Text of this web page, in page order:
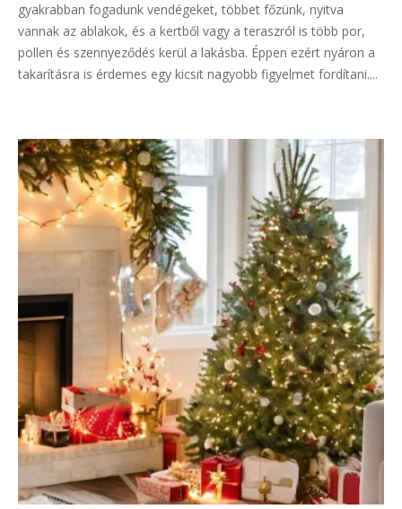
gyakrabban fogadunk vendégeket, többet főzünk, nyitva
vannak az ablakok, és a kertből vagy a teraszról is több por,
pollen és szennyeződés kerül a lakásba. Éppen ezért nyáron a
takarításra is érdemes egy kicsit nagyobb figyelmet fordítani....